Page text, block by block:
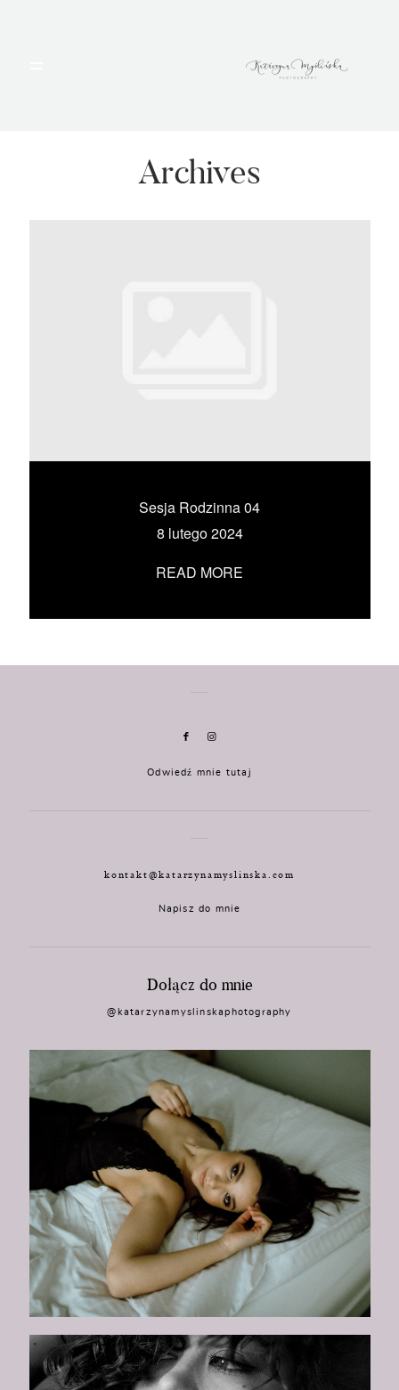
Archives
Sesja Rodzinna 04
8 lutego 2024
READ MORE
PORTFOLIO
UMÓW SIĘ ZE MNĄ →
Odwiedź mnie tutaj
kontakt@katarzynamyslinska.com
Napisz do mnie
Dołącz do mnie
@katarzynamyslinskaphotography